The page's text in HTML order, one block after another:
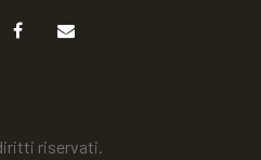
riservati.